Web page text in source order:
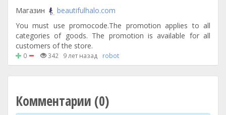
Магазин
beautifulhalo.com
You must use promocode.The promotion applies to all
categories of goods. The promotion is available for all
customers of the store.
0 342 9 лет назад robot
Комментарии (0)